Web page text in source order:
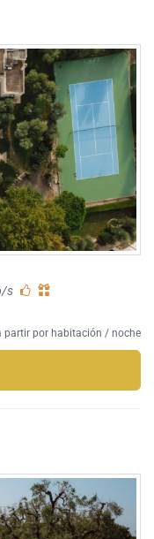
s
partir por habitación / noche